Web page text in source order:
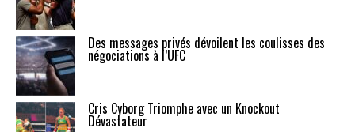
Des messages privés dévoilent les coulisses des
négociations à l’UFC
Cris Cyborg Triomphe avec un Knockout
Dévastateur